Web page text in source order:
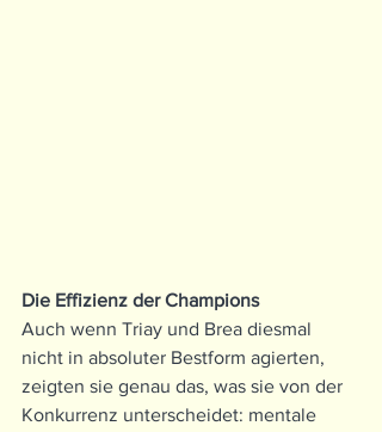
Die Effizienz der Champions
Auch wenn Triay und Brea diesmal
nicht in absoluter Bestform agierten,
zeigten sie genau das, was sie von der
Konkurrenz unterscheidet: mentale